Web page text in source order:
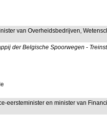
van Overheidsbedrijven,
der Belgische Spoorwegen -
eersteminister en minister van